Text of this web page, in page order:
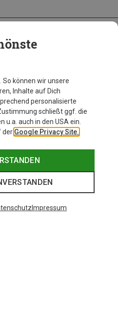
So können wir unsere
Inhalte auf Dich
personalisierte
schließt ggf. die
u.a. auch in den USA ein.
der Google Privacy Site.
Impressum